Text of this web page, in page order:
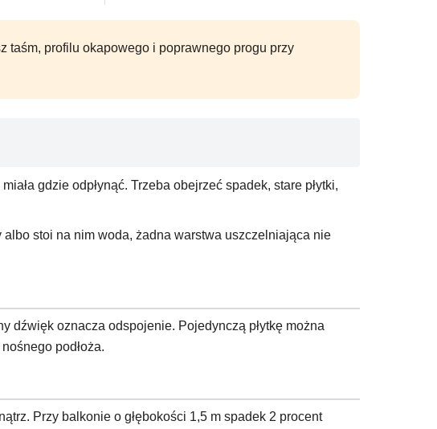
taśm, profilu okapowego i poprawnego progu przy
gdzie odpłynąć. Trzeba obejrzeć spadek, stare płytki,
stoi na nim woda, żadna warstwa uszczelniająca nie
dźwięk oznacza odspojenie. Pojedynczą płytkę można
podłoża.
Przy balkonie o głębokości 1,5 m spadek 2 procent